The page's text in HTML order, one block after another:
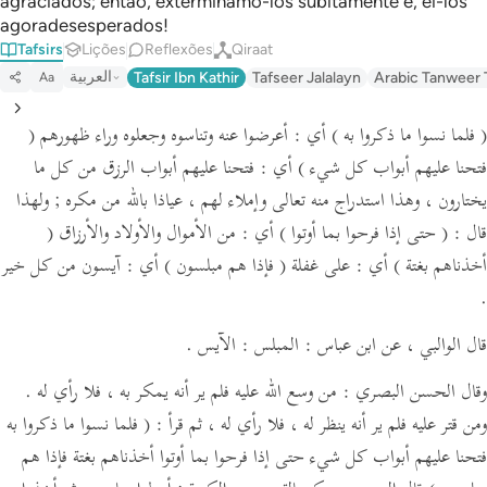
agoradesesperados!
Tafsirs Lições Reflexões Qiraat
Aa العربية Tafsir Ibn Kathir Tafseer Jalalayn Arabic Tanweer
( فلما نسوا ما ذكروا به ) أي : أعرضوا عنه وتناسوه وجعلوه وراء ظهورهم(
فتحنا عليهم أبواب كل شيء ) أي : فتحنا عليهم أبواب الرزق من كل ما
يختارون ، وهذا استدراج منه تعالى وإملاء لهم ، عياذا بالله من مكره ; ولهذا
قال : ( حتى إذا فرحوا بما أوتوا ) أي : من الأموال والأولاد والأرزاق (
أخذناهم بغتة ) أي : على غفلة( فإذا هم مبلسون ) أي : آيسون من كل خير
.
قال الوالبي ، عن ابن عباس : المبلس : الآيس .
وقال الحسن البصري : من وسع الله عليه فلم ير أنه يمكر به ، فلا رأي له .
ومن قتر عليه فلم ير أنه ينظر له ، فلا رأي له ، ثم قرأ : ( فلما نسوا ما ذكروا به
فتحنا عليهم أبواب كل شيء حتى إذا فرحوا بما أوتوا أخذناهم بغتة فإذا هم